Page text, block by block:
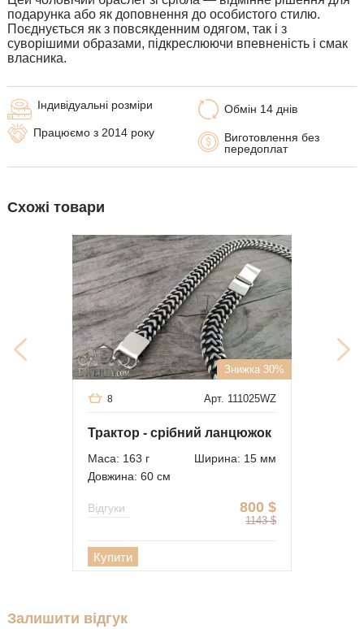
подарунка або як доповнення до особистого стилю.
Поєднується як з повсякденним одягом, так і з
суворішими образами, підкреслюючи впевненість і смак
власника.
Обмін 14 днів
Виготовлення без
передоплат
Індивідуальні розміри
Працюємо з 2014 року
Схожі товари
Знижка 30%
Арт. 111025WZ
8
Трактор - срібний ланцюжок
Маса: 163 г
Ширина: 15 мм
Довжина: 60 см
800 $
1143 $
Відгуки
Купити
Залишити відгук